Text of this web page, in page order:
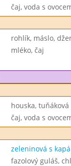
čaj, voda s
rohlík, máslo,
mléko, čaj
houska,
čaj, voda s
zeleninová s
fazolový guláš,